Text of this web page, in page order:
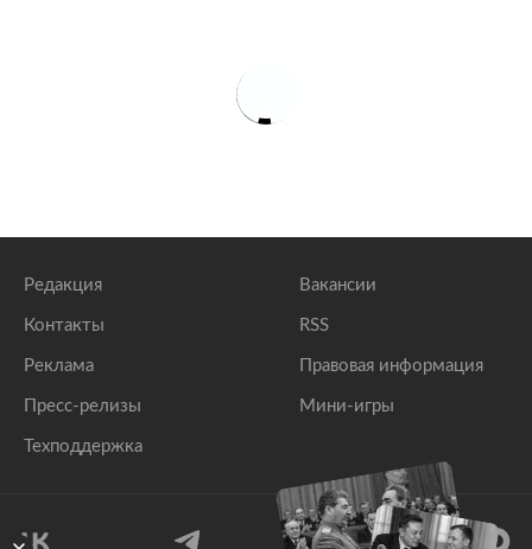
Редакция
Контакты
Реклама
Пресс-релизы
Техподдержка
Вакансии
RSS
Правовая информация
Мини-игры